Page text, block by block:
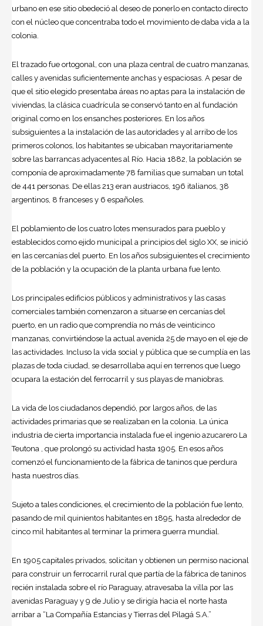
urbano en ese sitio obedeció al deseo de ponerlo en contacto directo
con el núcleo que concentraba todo el movimiento de daba vida a la
colonia.
El trazado fue ortogonal, con una plaza central de cuatro manzanas,
calles y avenidas suficientemente anchas y espaciosas. A pesar de
que el sitio elegido presentaba áreas no aptas para la instalación de
viviendas, la clásica cuadrícula se conservó tanto en al fundación
original como en los ensanches posteriores. En los años
subsiguientes a la instalación de las autoridades y al arribo de los
primeros colonos, los habitantes se ubicaban mayoritariamente
sobre las barrancas adyacentes al Río. Hacia 1882, la población se
componía de aproximadamente 78 familias que sumaban un total
de 441 personas. De ellas 213 eran austriacos, 196 italianos, 38
argentinos, 8 franceses y 6 españoles.
El poblamiento de los cuatro lotes mensurados para pueblo y
establecidos como ejido municipal a principios del siglo XX, se inició
en las cercanías del puerto. En los años subsiguientes el crecimiento
de la población y la ocupación de la planta urbana fue lento.
Los principales edificios públicos y administrativos y las casas
comerciales también comenzaron a situarse en cercanías del
puerto, en un radio que comprendía no más de veinticinco
manzanas, convirtiéndose la actual avenida 25 de mayo en el eje de
las actividades. Incluso la vida social y pública que se cumplía en las
plazas de toda ciudad, se desarrollaba aquí en terrenos que luego
ocupara la estación del ferrocarril y sus playas de maniobras.
La vida de los ciudadanos dependió, por largos años, de las
actividades primarias que se realizaban en la colonia. La única
industria de cierta importancia instalada fue el ingenio azucarero La
Teutona , que prolongó su actividad hasta 1905. En esos años
comenzó el funcionamiento de la fábrica de taninos que perdura
hasta nuestros días.
Sujeto a tales condiciones, el crecimiento de la población fue lento,
pasando de mil quinientos habitantes en 1895, hasta alrededor de
cinco mil habitantes al terminar la primera guerra mundial.
En 1905 capitales privados, solicitan y obtienen un permiso nacional
para construir un ferrocarril rural que partía de la fábrica de taninos
recién instalada sobre el río Paraguay, atravesaba la villa por las
avenidas Paraguay y 9 de Julio y se dirigía hacia el norte hasta
arribar a “La Compañía Estancias y Tierras del Pilagá S.A.”